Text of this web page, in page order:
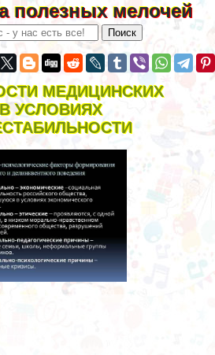
полезных мелочей
МЕДИЦИНСКИХ
УСЛОВИЯХ